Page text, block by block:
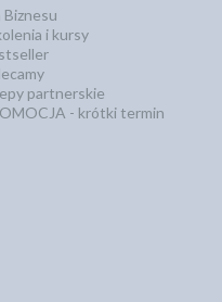
Biznesu
i kursy
partnerskie
- krótki termin